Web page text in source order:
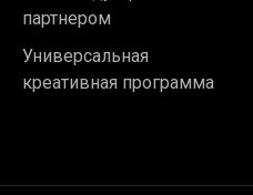
партнером
Универсальная
креативная программа